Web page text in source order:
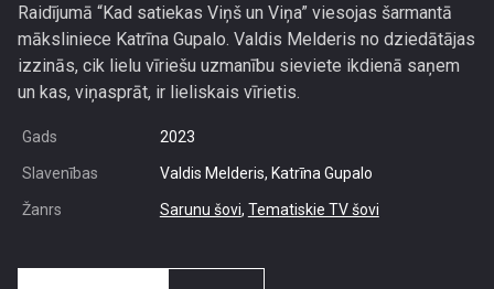
Raidījumā “Kad satiekas Viņš un Viņa” viesojas šarmantā
māksliniece Katrīna Gupalo. Valdis Melderis no dziedātājas
izzinās, cik lielu vīriešu uzmanību sieviete ikdienā saņem
un kas, viņasprāt, ir lieliskais vīrietis.
Gads 2023
Slavenības Valdis Melderis, Katrīna Gupalo
Žanrs Sarunu šovi, Tematiskie TV šovi